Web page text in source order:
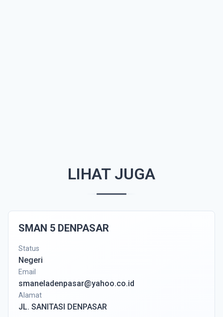
LIHAT JUGA
SMAN 5 DENPASAR
Status
Negeri
Email
smaneladenpasar@yahoo.co.id
Alamat
JL. SANITASI DENPASAR